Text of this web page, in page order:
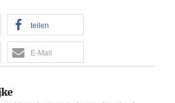
teilen
E-Mail